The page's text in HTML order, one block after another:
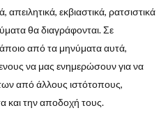
εκβιαστικά, ρατσιστικά
θα διαγράφονται. Σε
από τα μηνύματα αυτά,
να μας ενημερώσουν για να
από άλλους ιστότοπους,
και την αποδοχή τους.